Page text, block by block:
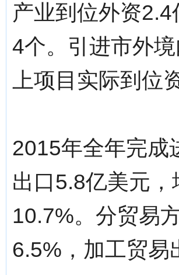
产业到位外资
4个。引进市外
上项目实际到位
2015年全年完成
出口5.8亿美元
10.7%。分贸易
6.5%，加工贸易